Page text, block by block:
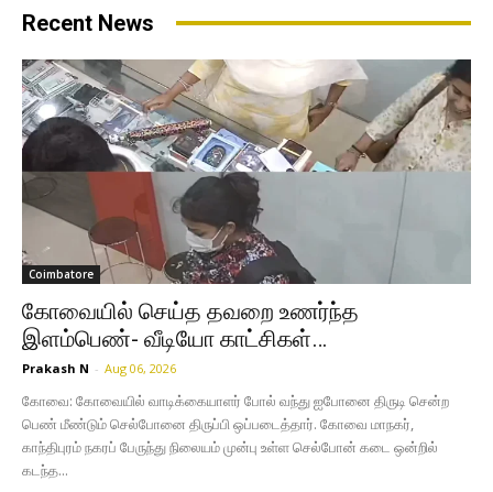
Recent News
Coimbatore
கோவையில் செய்த தவறை உணர்ந்த
இளம்பெண்- வீடியோ காட்சிகள்…
Prakash N - Aug 06, 2026
கோவை: கோவையில் வாடிக்கையாளர் போல் வந்து ஐபோனை திருடி சென்ற
பெண் மீண்டும் செல்போனை திருப்பி ஒப்படைத்தார். கோவை மாநகர்,
காந்திபுரம் நகரப் பேருந்து நிலையம் முன்பு உள்ள செல்போன் கடை ஒன்றில்
கடந்த...